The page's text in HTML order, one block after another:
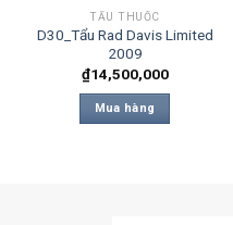
TẨU THUỐC
D30_Tẩu Rad Davis Limited
2009
₫14,500,000
Mua hàng